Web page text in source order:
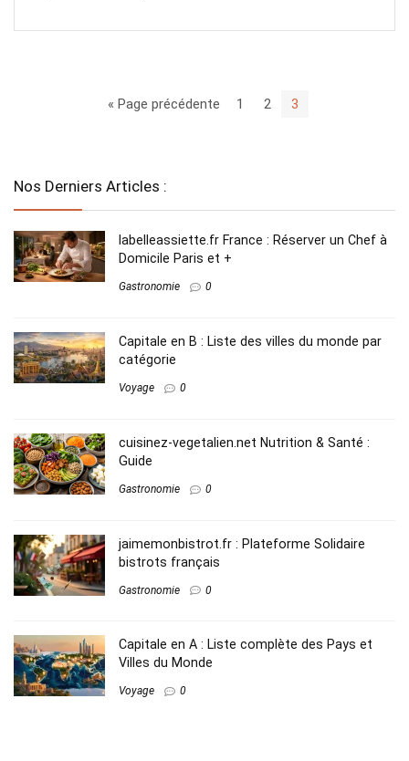
« Page précédente 1 2 3
Nos Derniers Articles :
labelleassiette.fr France : Réserver un Chef à
Domicile Paris et +
Gastronomie 0
Capitale en B​ : Liste des villes du monde par
catégorie
Voyage 0
cuisinez-vegetalien.net Nutrition​ & Santé :
Guide
Gastronomie 0
jaimemonbistrot.fr : Plateforme Solidaire
bistrots français
Gastronomie 0
Capitale en A​ : Liste complète des Pays et
Villes du Monde
Voyage 0